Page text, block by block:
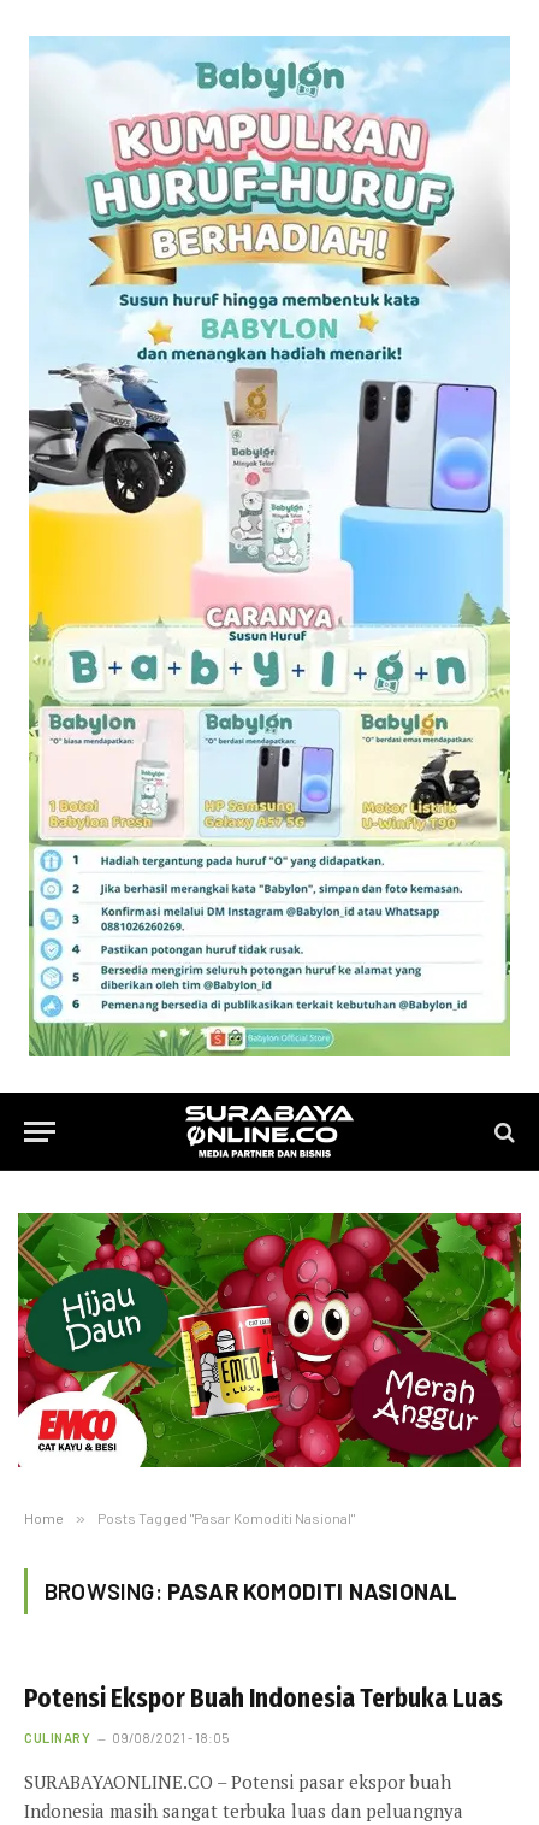
Home » Posts Tagged "Pasar Komoditi Nasional"
BROWSING: PASAR KOMODITI NASIONAL
Potensi Ekspor Buah Indonesia Terbuka Luas
CULINARY 09/08/2021 - 18:05
SURABAYAONLINE.CO – Potensi pasar ekspor buah
Indonesia masih sangat terbuka luas dan peluangnya